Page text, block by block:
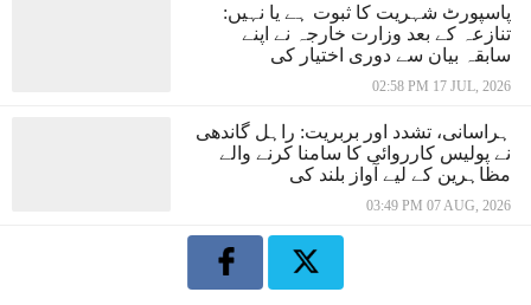
پاسپورٹ شہریت کا ثبوت ہے یا نہیں:
تنازعہ کے بعد وزارت خارجہ نے اپنے
سابقہ بیان سے دوری اختیار کی
02:58 PM 17 JUL, 2026
ہراسانی، تشدد اور بربریت: راہل گاندھی
نے پولیس کارروائی کا سامنا کرنے والے
مظاہرین کے لیے آواز بلند کی
03:49 PM 07 AUG, 2026